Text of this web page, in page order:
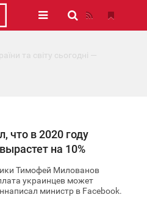
та світу сьогодні —
что в 2020 году
на 10%
Тимофей Милованов
украинцев может
министр в Facebook.